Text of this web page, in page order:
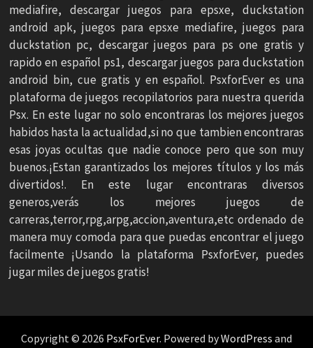
mediafire, descargar juegos para epsxe, duckstation
android apk, juegos para epsxe mediafire, juegos para
duckstation pc, descargar juegos para ps one gratis y
rapido en español ps1, descargar juegos para duckstation
android bin, cue gratis y en español. PsxforEver es una
plataforma de juegos recopilatorios para nuestra querida
Psx. En este lugar no solo encontraras los mejores juegos
habidos hasta la actualidad,si no que tambien encontraras
esas joyas ocultas que nadie conoce pero que son muy
buenos.¡Estan garantizados los mejores títulos y los más
divertidos!. En este lugar encontraras diversos
generos,verás los mejores juegos de
carreras,terror,rpg,arpg,accion,aventura,etc ordenado de
manera muy comoda para que puedas encontrar el juego
facilmente ¡Usando la plataforma PsxforEver, puedes
jugar miles de juegos gratis!
Copyright © 2026 PsxForEver. Powered byWordPress and